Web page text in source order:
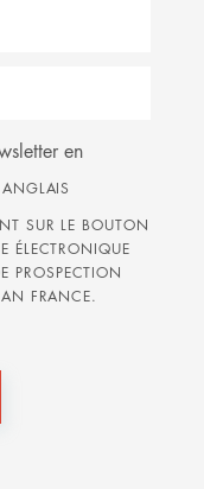
en
ANGLAIS
SUR LE BOUTON
ÉLECTRONIQUE
PROSPECTION
FRANCE.